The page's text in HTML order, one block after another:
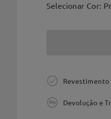
Selecionar Cor:
Devolução e